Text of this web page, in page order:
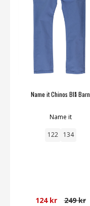
Name it Chinos Blå Barn
Name it
122 134
124 kr 249 kr